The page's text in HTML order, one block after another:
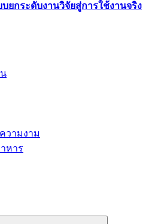
ยกระดับงานวิจัยสู่การใช้งานจริง
วามงาม
หาร